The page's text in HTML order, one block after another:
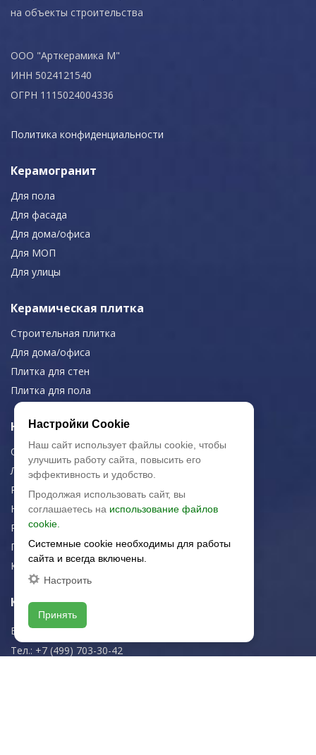
на объекты строительства
ООО "Арткерамика М"
ИНН 5024121540
ОГРН 1115024004336
Политика конфиденциальности
Керамогранит
Для пола
Для фасада
Для дома/офиса
Для МОП
Для улицы
Керамическая плитка
Строительная плитка
Для дома/офиса
Плитка для стен
Плитка для пола
Навигация
О компании
Логистика
Резка керамогранита
Новости
Рекомендации
Портфолио
Контакты
Контактная информация
E-mail:zakaz@artkeramika-opt.ru
Тел.: +7 (499) 703-30-42
Настройки Cookie
Наш сайт использует файлы cookie, чтобы
улучшить работу сайта, повысить его
эффективность и удобство.
Продолжая использовать сайт, вы
соглашаетесь на использование файлов
cookie.
Системные cookie необходимы для работы
сайта и всегда включены.
Настроить
Принять